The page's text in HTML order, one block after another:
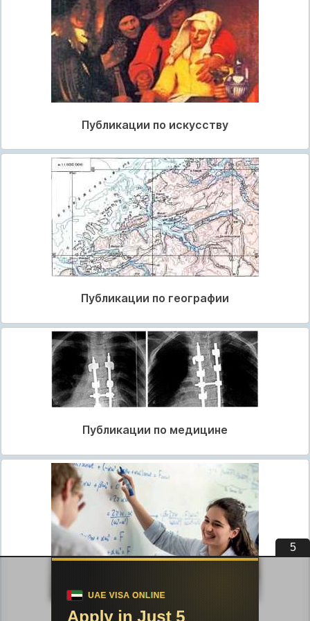
Публикации по искусству
Публикации по географии
Публикации по медицине
4